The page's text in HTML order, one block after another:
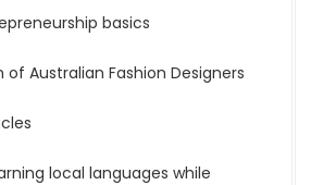
basics
of Australian Fashion Designers
local languages while